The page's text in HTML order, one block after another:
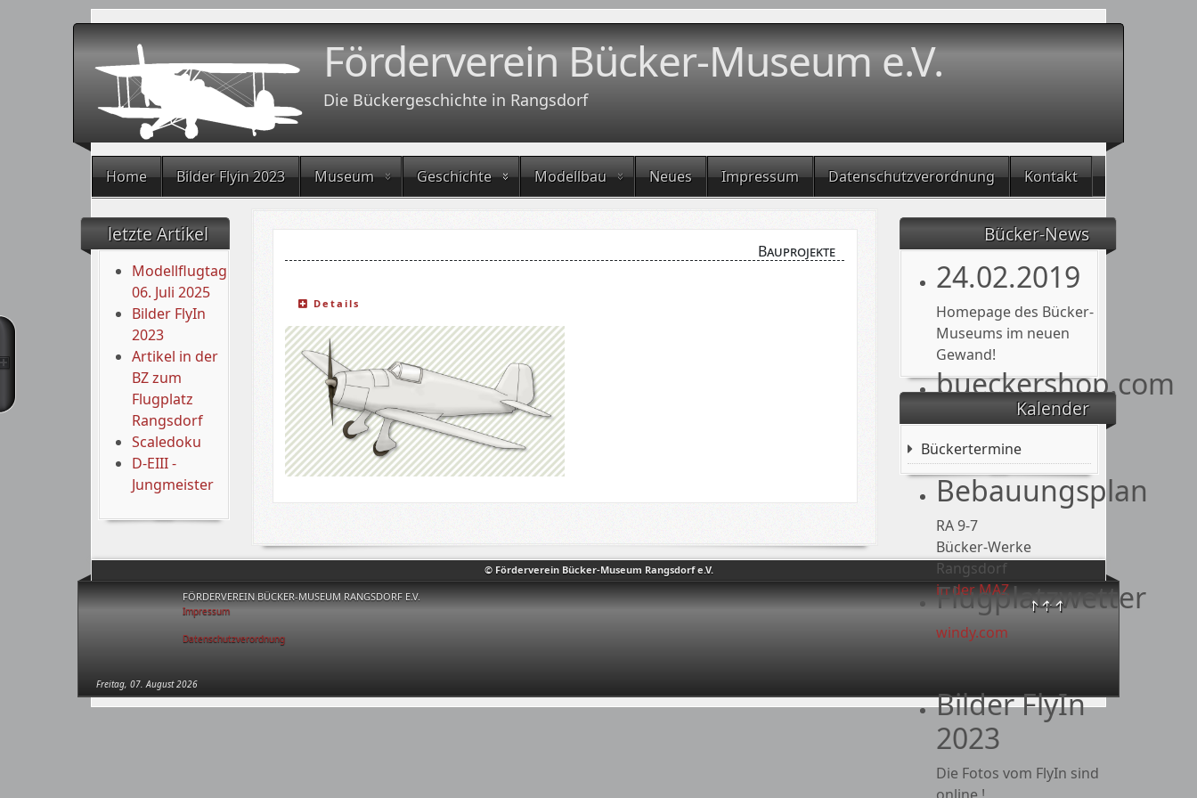
Förderverein Bücker-Museum e.V.
Die Bückergeschichte in Rangsdorf
Home Bilder Flyin 2023 Museum Geschichte Modellbau Neues Impressum Datenschutzverordnung Kontakt
© Förderverein Bücker-Museum Rangsdorf e.V.
↑↑↑
FÖRDERVEREIN BÜCKER-MUSEUM RANGSDORF E.V.
Impressum
Datenschutzverordnung
Freitag, 07. August 2026
letzte Artikel
Modellflugtag
06. Juli 2025
Bilder FlyIn
2023
Artikel in der
BZ zum
Flugplatz
Rangsdorf
Scaledoku
D-EIII -
Jungmeister
Bücker-News
24.02.2019
Homepage des Bücker-
Museums im neuen
Gewand!
bueckershop.com
Besuchen Sie auch
unseren
=>Bücker-Shop !<=
Bebauungsplan
RA 9-7
Bücker-Werke
Rangsdorf
in der MAZ
Flugplatzwetter
windy.com
Bilder FlyIn
2023
Die Fotos vom FlyIn sind
Kalender
Bückertermine
Bauprojekte
Details